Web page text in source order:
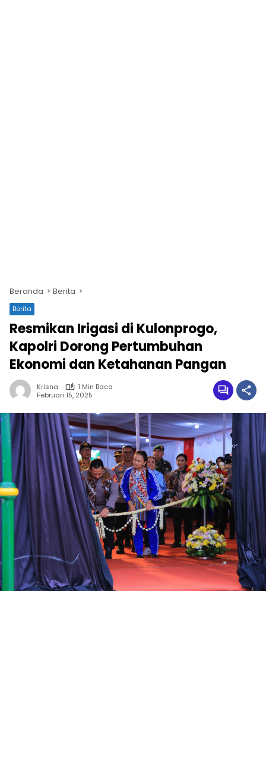
Beranda Berita
Berita
Resmikan Irigasi di Kulonprogo,
Kapolri Dorong Pertumbuhan
Ekonomi dan Ketahanan Pangan
Krisna
1 Min Baca
Februari 15, 2025